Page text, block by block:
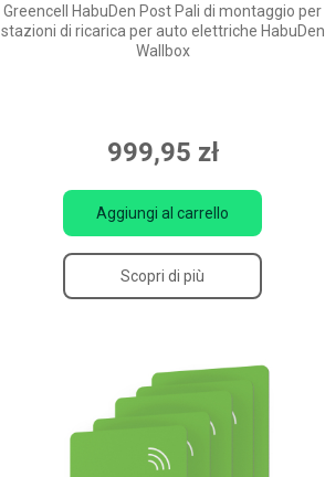
Greencell HabuDen Post Pali di montaggio per
stazioni di ricarica per auto elettriche HabuDen
Wallbox
999,95 zł
Aggiungi al carrello
Scopri di più